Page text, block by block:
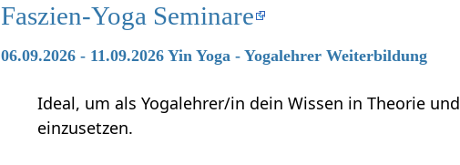
Faszien-Yoga Seminare
06.09.2026 - 11.09.2026 Yin Yoga - Yogalehrer Weiterbildung
Ideal, um als Yogalehrer/in dein Wissen in Theorie
einzusetzen.